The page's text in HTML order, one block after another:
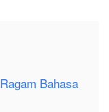
Bahasa